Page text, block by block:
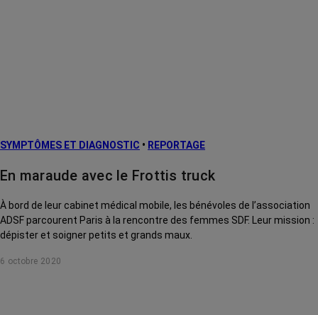
SYMPTÔMES ET DIAGNOSTIC • REPORTAGE
En maraude avec le Frottis truck
À bord de leur cabinet médical mobile, les bénévoles de l’association
ADSF parcourent Paris à la rencontre des femmes SDF. Leur mission :
dépister et soigner petits et grands maux.
6 octobre 2020